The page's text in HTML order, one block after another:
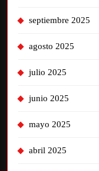
septiembre 2025
agosto 2025
julio 2025
junio 2025
mayo 2025
abril 2025